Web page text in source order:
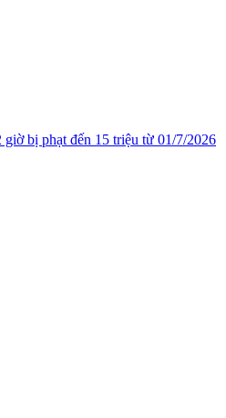
giờ bị phạt đến 15 triệu từ 01/7/2026